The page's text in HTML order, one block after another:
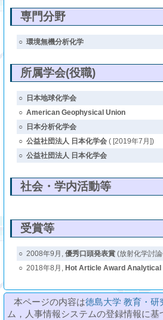
専門分野
○ 環境無機分析化学
所属学会(役職)
○
日本地球化学会
○ American Geophysical Union
○
日本分析化学会
○ 公益社団法人 日本化学会( [2019年7月])
○ 公益社団法人 日本化学会
社会・学内活動等
受賞等
○ 2008年9月, 優秀口頭発表賞(放射化学討
○ 2018年8月, Hot Article Award Analytical
本ページの内容は徳島大学 教育・研
ム，人事情報システムの登録情報に